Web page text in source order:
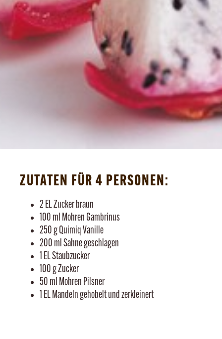
ZUTATEN FÜR 4 PERSONEN:
2 EL Zucker braun
100 ml Mohren Gambrinus
250 g Quimiq Vanille
200 ml Sahne geschlagen
1 EL Staubzucker
100 g Zucker
50 ml Mohren Pilsner
1 EL Mandeln gehobelt und zerkleinert